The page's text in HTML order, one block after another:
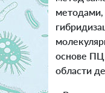
методами,
основе
области